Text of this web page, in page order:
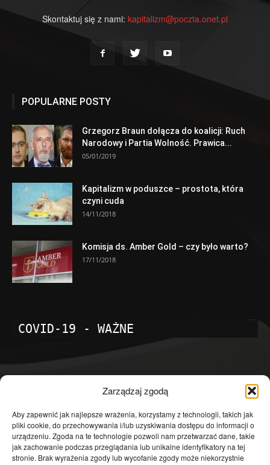
Zarządzaj zgodą
Aby zapewnić jak najlepsze wrażenia, korzystamy z technologii, takich jak
pliki cookie, do przechowywania i/lub uzyskiwania dostępu do informacji o
urządzeniu. Zgoda na te technologie pozwoli nam przetwarzać dane, takie
jak zachowanie podczas przeglądania lub unikalne identyfikatory na tej
stronie. Brak wyrażenia zgody lub wycofanie zgody może niekorzystnie
Skontaktuj się z nami: kapitalizm@poczta.onet.pl
POPULARNE POSTY
Grzegorz Braun dołącza do koalicji: Ruch
Narodowy i Partia Wolność. Prawica...
05/01/2019
Kapitalizm w poduszce – prostota, która
czyni cuda
14/11/2018
Komisja ds. Amber Gold – czy było warto?
17/11/2018
COVID-19 - WAŻNE
Temat dnia
4601
Publicystyka
4363
Polityka
3639